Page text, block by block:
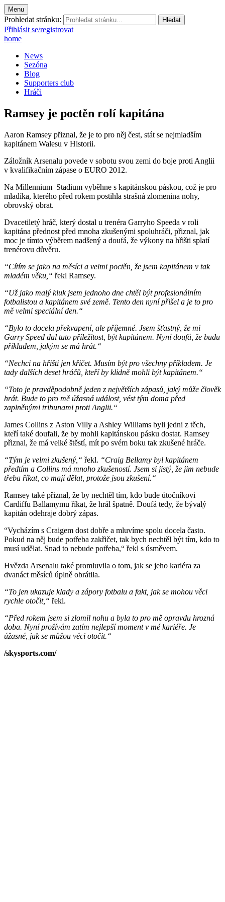
Menu
Prohledat stránku:
Přihlásit se/registrovat
home
News
Sezóna
Blog
Supporters club
Hráči
Ramsey je poctěn rolí kapitána
Aaron Ramsey přiznal, že je to pro něj čest, stát se nejmladším
kapitánem Walesu v Historii.
Záložník Arsenalu povede v sobotu svou zemi do boje proti Anglii
v kvalifikačním zápase o EURO 2012.
Na Millennium Stadium vyběhne s kapitánskou páskou, což je pro
mladíka, kterého před rokem postihla strašná zlomenina nohy,
obrovský obrat.
Dvacetiletý hráč, který dostal u trenéra Garryho Speeda v roli
kapitána přednost před mnoha zkušenými spoluhráči, přiznal, jak
moc je tímto výběrem nadšený a doufá, že výkony na hřišti splatí
trenérovu důvěru.
“Cítím se jako na měsíci a velmi poctěn, že jsem kapitánem v tak
mladém věku,“ řekl Ramsey.
“Už jako malý kluk jsem jednoho dne chtěl být profesionálním
fotbalistou a kapitánem své země. Tento den nyní přišel a je to pro
mě velmi speciální den.“
“Bylo to docela překvapení, ale příjemné. Jsem šťastný, že mi
Garry Speed dal tuto příležitost, být kapitánem. Nyní doufá, že budu
příkladem, jakým se má hrát.“
“Nechci na hřišti jen křičet. Musím být pro všechny příkladem. Je
tady dalších deset hráčů, kteří by klidně mohli být kapitánem.“
“Toto je pravděpodobně jeden z největších zápasů, jaký může člověk
hrát. Bude to pro mě úžasná událost, vést tým doma před
zaplněnými tribunami proti Anglii.“
James Collins z Aston Villy a Ashley Williams byli jedni z těch,
kteří také doufali, že by mohli kapitánskou pásku dostat. Ramsey
přiznal, že má velké štěstí, mít po svém boku tak zkušené hráče.
“Tým je velmi zkušený,“ řekl. “Craig Bellamy byl kapitánem
předtím a Collins má mnoho zkušeností. Jsem si jistý, že jim nebude
třeba říkat, co mají dělat, protože jsou zkušení.“
Ramsey také přiznal, že by nechtěl tím, kdo bude útočníkovi
Cardiffu Ballamymu říkat, že hrál špatně. Doufá tedy, že bývalý
kapitán odehraje dobrý zápas.
“Vycházím s Craigem dost dobře a mluvíme spolu docela často.
Pokud na něj bude potřeba zakřičet, tak bych nechtěl být tím, kdo to
musí udělat. Snad to nebude potřeba,“ řekl s úsměvem.
Hvězda Arsenalu také promluvila o tom, jak se jeho kariéra za
dvanáct měsíců úplně obrátila.
“To jen ukazuje klady a zápory fotbalu a fakt, jak se mohou věci
rychle otočit,“ řekl.
“Před rokem jsem si zlomil nohu a byla to pro mě opravdu hrozná
doba. Nyní prožívám zatím nejlepší moment v mé kariéře. Je
úžasné, jak se můžou věci otočit.“
/skysports.com/